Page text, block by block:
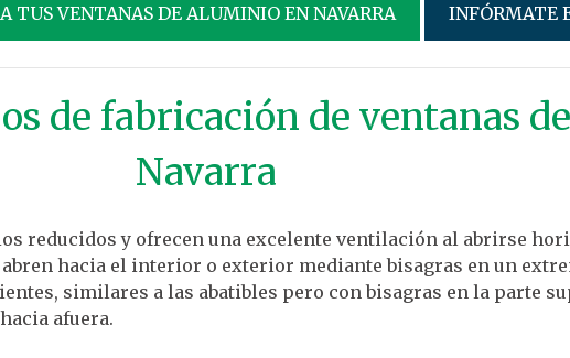
TUS VENTANAS DE ALUMINIO EN NAVARRA INFÓRMATE
de fabricación de ventanas
Navarra
reducidos y ofrecen una excelente ventilación al abrirse
hacia el interior o exterior mediante bisagras en un
similares a las abatibles pero con bisagras en la parte
afuera.